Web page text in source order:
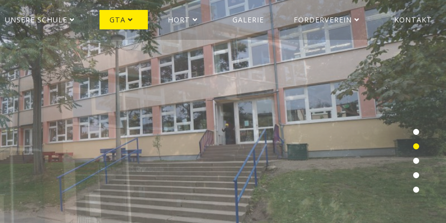
UNSERE SCHULE GTA HORT GALERIE FÖRDERVEREIN KONTAKT